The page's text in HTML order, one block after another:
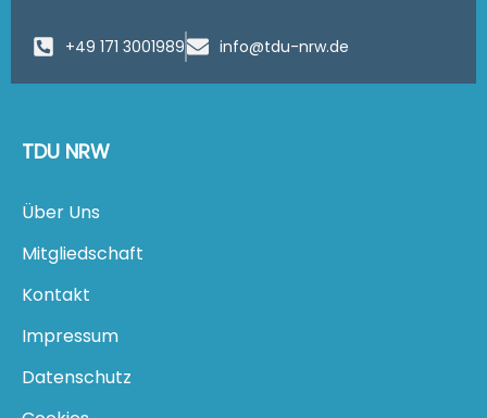
+49 171 3001989 info@tdu-nrw.de
TDU NRW
Über Uns
Mitgliedschaft
Kontakt
Impressum
Datenschutz